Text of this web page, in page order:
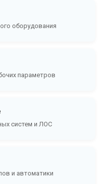
оборудования
параметров
систем и ЛОС
и автоматики